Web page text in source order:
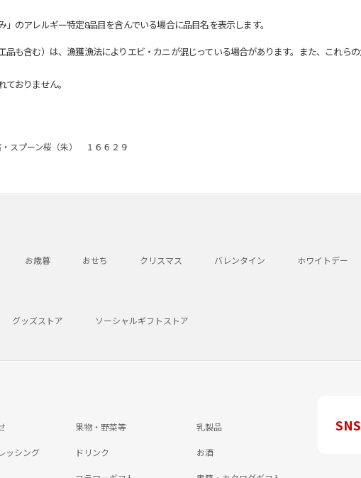
のアレルギー特定8品目を含んでいる場合に品目名を表示します。
も含む）は、漁獲漁法によりエビ・カニが混じっている場合があります。また、これら
おりません。
スプーン桜（朱） １６６２９
お歳暮 おせち クリスマス バレンタイン ホワイトデー
グッズストア ソーシャルギフトストア
果物・野菜等 乳製品
ッシング ドリンク お酒